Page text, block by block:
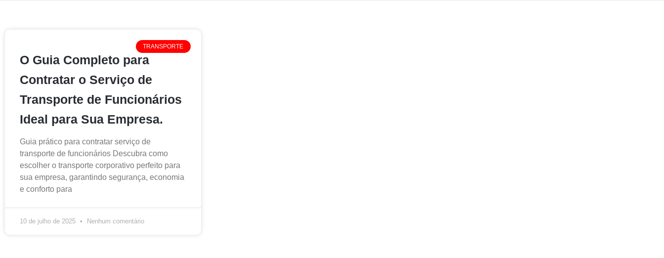
TRANSPORTE
O Guia Completo para
Contratar o Serviço de
Transporte de Funcionários
Ideal para Sua Empresa.
Guia prático para contratar serviço de
transporte de funcionários Descubra como
escolher o transporte corporativo perfeito para
sua empresa, garantindo segurança, economia
e conforto para
10 de julho de 2025 Nenhum comentário